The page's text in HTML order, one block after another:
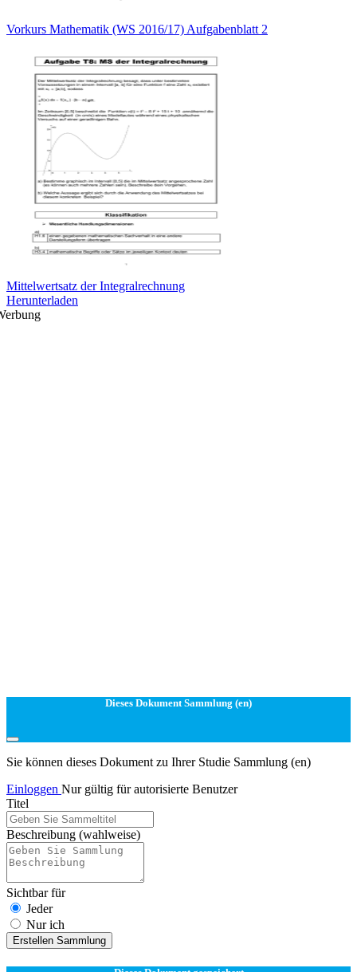
Vorkurs Mathematik (WS 2016/17) Aufgabenblatt 2
Mittelwertsatz der Integralrechnung
Herunterladen
Dieses Dokument Sammlung (en)
Sie können dieses Dokument zu Ihrer Studie Sammlung (en)
Einloggen Nur gültig für autorisierte Benutzer
Titel
Beschreibung (wahlweise)
Sichtbar für
Jeder
Nur ich
Erstellen Sammlung